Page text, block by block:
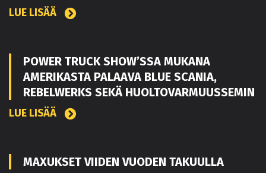
LUE LISÄÄ
POWER TRUCK SHOW’SSA MUKANA
AMERIKASTA PALAAVA BLUE SCANIA,
REBELWERKS SEKÄ HUOLTOVARMUUSSEMIN
LUE LISÄÄ
MAXUKSET VIIDEN VUODEN TAKUULLA